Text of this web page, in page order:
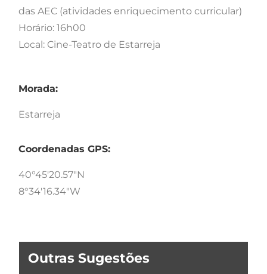
das AEC (atividades enriquecimento curricular)
Horário: 16h00
Local: Cine-Teatro de Estarreja
Morada:
Estarreja
Coordenadas GPS:
40°45'20.57"N
8°34'16.34"W
Outras Sugestões